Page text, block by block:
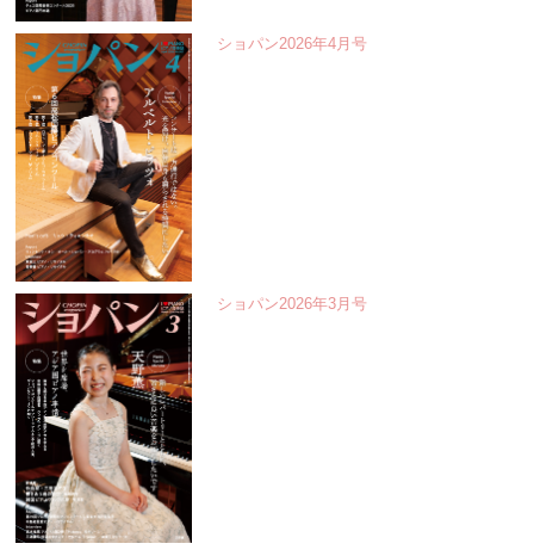
ショパン2026年4月号
ショパン2026年3月号